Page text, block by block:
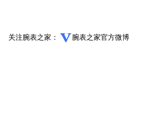
关注腕表之家： 腕表之家官方微博